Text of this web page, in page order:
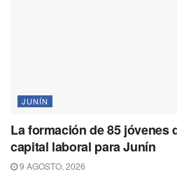
JUNÍN
La formación de 85 jóvenes
capital laboral para Junín
9 AGOSTO, 2026